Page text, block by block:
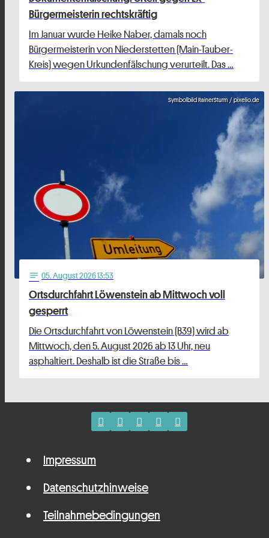
Bürgermeisterin rechtskräftig
Im Januar wurde Heike Naber, damals noch
Bürgermeisterin von Niederstetten (Main-Tauber-
Kreis) wegen Urkundenfälschung verurteilt. Das …
Symbolbild RainerSturm / pixelio.de
notes 05. August 2026 13:53
Ortsdurchfahrt Löwenstein ab Mittwoch voll
gesperrt
Die Ortsdurchfahrt von Löwenstein (B39) wird ab
Mittwoch, den 5. August 2026 ab 13 Uhr, neu
asphaltiert. Deshalb ist die Straße bis …
Impressum
Datenschutzhinweise
Teilnahmebedingungen